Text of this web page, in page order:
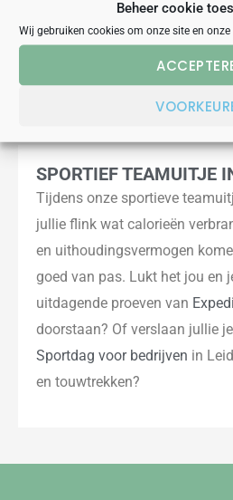
Beheer cookie
Wij gebruiken cookies om onze site en
29.50,- vanaf prijs p.p.
SPORTIEF TEAMUITJE
Tijdens onze sportieve
jullie flink wat calorieën
en uithoudingsvermogen
goed van pas. Lukt het jou en
uitdagende proeven van
doorstaan? Of verslaan jullie
Sportdag voor bedrijven in
en touwtrekken?